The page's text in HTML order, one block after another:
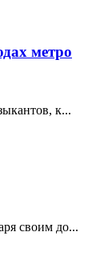
метро
к...
своим до...